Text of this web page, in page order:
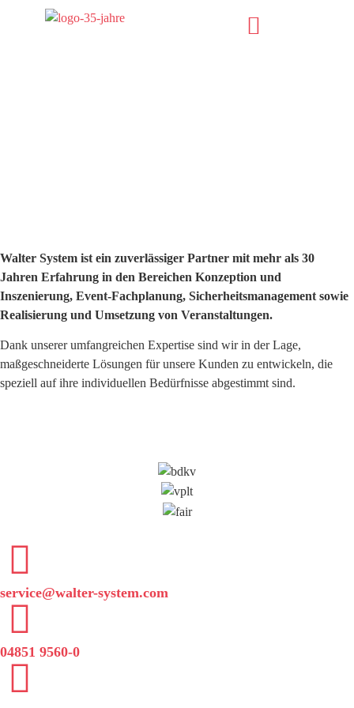
Walter System ist ein zuverlässiger Partner mit mehr als 30
Jahren Erfahrung in den Bereichen Konzeption und
Inszenierung, Event-Fachplanung, Sicherheitsmanagement sowie
Realisierung und Umsetzung von Veranstaltungen.
Dank unserer umfangreichen Expertise sind wir in der Lage,
maßgeschneiderte Lösungen für unsere Kunden zu entwickeln, die
speziell auf ihre individuellen Bedürfnisse abgestimmt sind.
service@walter-system.com
04851 9560-0